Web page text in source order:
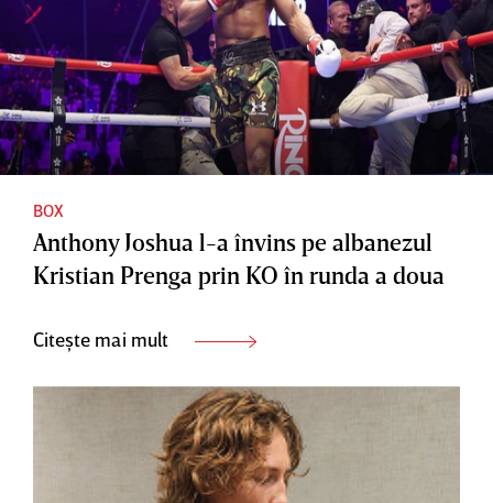
BOX
Anthony Joshua l-a învins pe albanezul
Kristian Prenga prin KO în runda a doua
Citește mai mult